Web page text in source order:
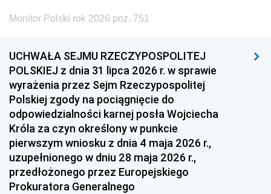
Monitor Polski rok 2026 poz. 751
UCHWAŁA SEJMU RZECZYPOSPOLITEJ
POLSKIEJ z dnia 31 lipca 2026 r. w sprawie
wyrażenia przez Sejm Rzeczypospolitej
Polskiej zgody na pociągnięcie do
odpowiedzialności karnej posła Wojciecha
Króla za czyn określony w punkcie
pierwszym wniosku z dnia 4 maja 2026 r.,
uzupełnionego w dniu 28 maja 2026 r.,
przedłożonego przez Europejskiego
Prokuratora Generalnego